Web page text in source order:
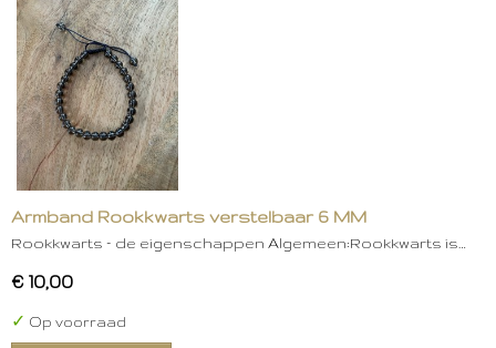
Armband Rookkwarts verstelbaar 6 MM
Rookkwarts – de eigenschappen Algemeen:Rookkwarts is…
€ 10,00
✓ Op voorraad